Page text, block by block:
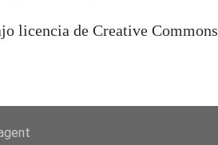
licencia de Creative Commons